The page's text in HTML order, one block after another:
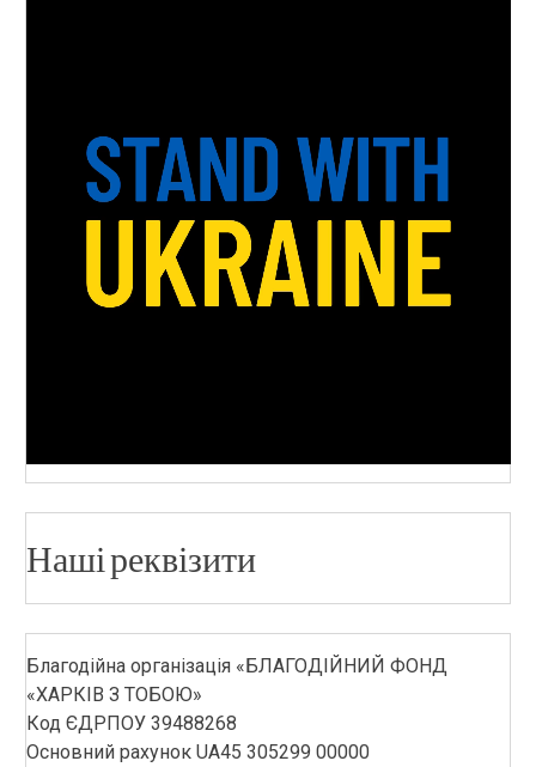
Наші реквізити
Благодійна організація «БЛАГОДІЙНИЙ ФОНД
«ХАРКІВ З ТОБОЮ»
Код ЄДРПОУ 39488268
Основний рахунок UA45 305299 00000